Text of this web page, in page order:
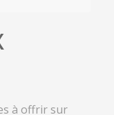
à offrir sur